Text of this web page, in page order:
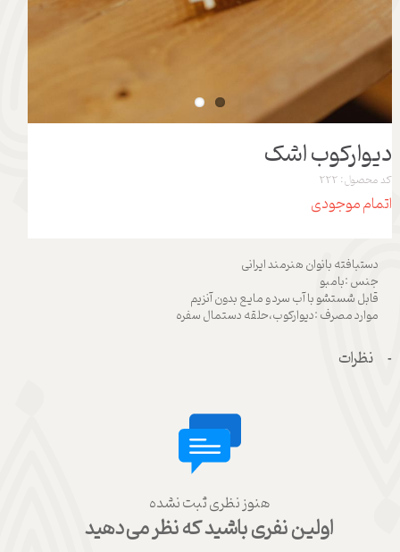
دیوارکوب اشک
کد محصول: 222
اتمام موجودی
دستبافته بانوان هنرمند ایرانی
جنس :بامبو
قابل شستشو با آب سرد و مایع بدون آنزیم
موارد مصرف :دیوارکوب،حلقه دستمال سفره
نظرات
هنوز نظری ثبت نشده
اولین نفری باشید که نظر می‌دهید